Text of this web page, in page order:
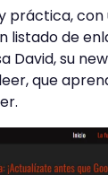
práctica, con
listado de
David, su
que